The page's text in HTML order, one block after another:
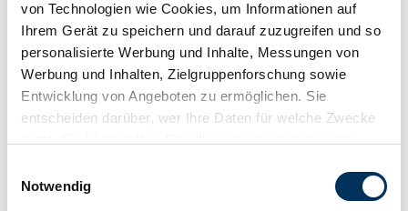
von Technologien wie Cookies, um Informationen auf
Ihrem Gerät zu speichern und darauf zuzugreifen und so
personalisierte Werbung und Inhalte, Messungen von
Werbung und Inhalten, Zielgruppenforschung sowie
Entwicklung von Angeboten zu ermöglichen. Sie
entscheiden darüber, wer Ihre Daten für welche Zwecke
Trigger Symbol ändern oder widerrufen
Notwendig
Dealer